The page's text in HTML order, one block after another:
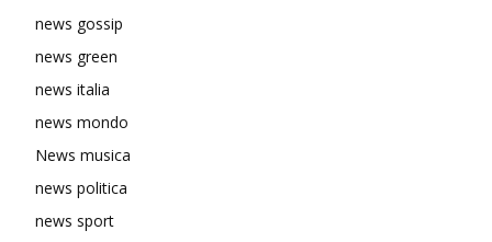
news gossip
news green
news italia
news mondo
News musica
news politica
news sport